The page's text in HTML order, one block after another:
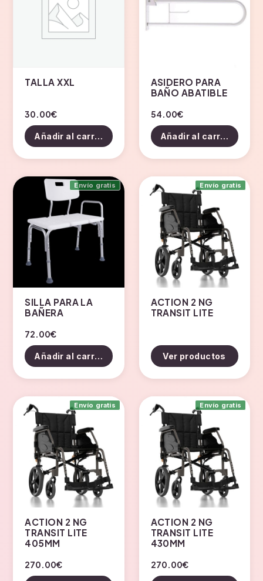
TALLA XXL
30.00€
Añadir al carrito
ASIDERO PARA
BAÑO ABATIBLE
54.00€
Añadir al carrito
Envío gratis
SILLA PARA LA
BAÑERA
72.00€
Añadir al carrito
Envío gratis
ACTION 2 NG
TRANSIT LITE
Ver productos
Envío gratis
ACTION 2 NG
TRANSIT LITE
405MM
270.00€
Envío gratis
ACTION 2 NG
TRANSIT LITE
430MM
270.00€